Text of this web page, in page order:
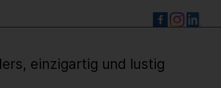
einzigartig und lustig